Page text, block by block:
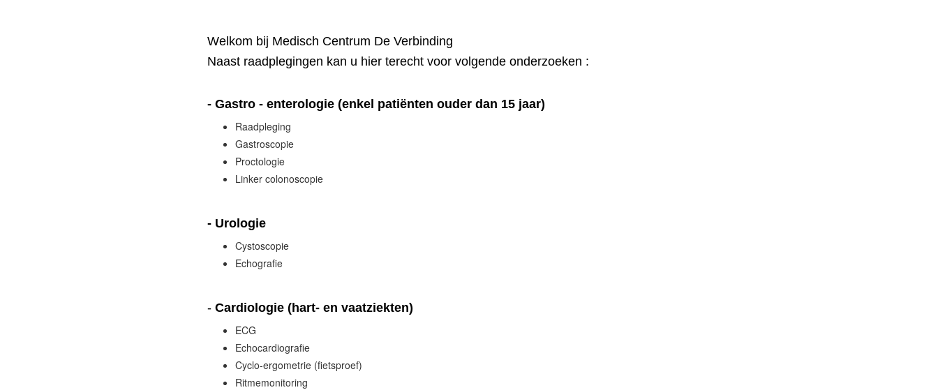
Welkom bij Medisch Centrum De Verbinding
Naast raadplegingen kan u hier terecht voor volgende onderzoeken :
- Gastro - enterologie (enkel patiënten ouder dan 15 jaar)
Raadpleging
Gastroscopie
Proctologie
Linker colonoscopie
- Urologie
Cystoscopie
Echografie
- Cardiologie (hart- en vaatziekten)
ECG
Echocardiografie
Cyclo-ergometrie (fietsproef)
Ritmemonitoring